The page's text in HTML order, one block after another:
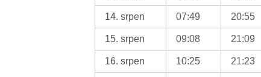
14. srpen 07:49 20:55
15. srpen 09:08 21:09
16. srpen 10:25 21:23